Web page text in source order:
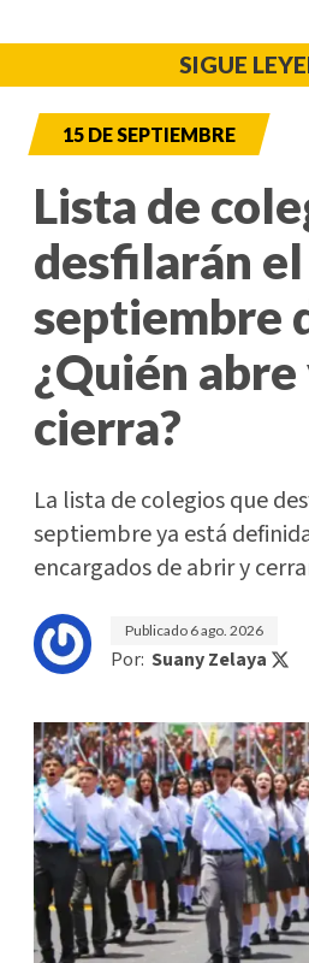
SIGUE
15 DE SEPTIEMBRE
Lista de
desfilarán
septiembre
¿Quién
cierra?
La lista de colegios que
septiembre ya está
encargados de abrir y
Publicado 6 ago. 2026
Por: Suany Zelaya